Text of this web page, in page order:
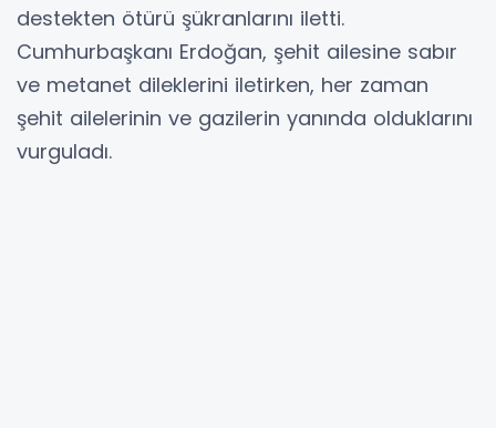
destekten ötürü şükranlarını iletti.
Cumhurbaşkanı Erdoğan, şehit ailesine sabır
ve metanet dileklerini iletirken, her zaman
şehit ailelerinin ve gazilerin yanında olduklarını
vurguladı.